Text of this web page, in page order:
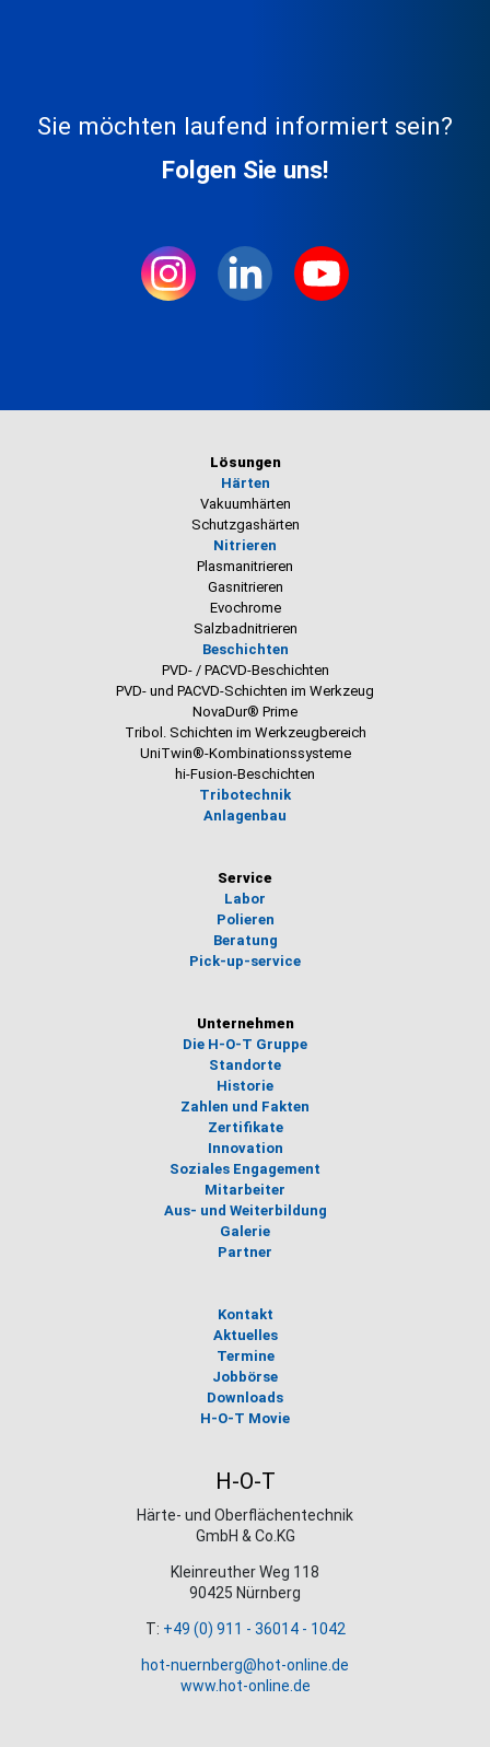
Sie möchten laufend informiert sein?
Folgen Sie uns!
Lösungen
Härten
Vakuumhärten
Schutzgashärten
Nitrieren
Plasmanitrieren
Gasnitrieren
Evochrome
Salzbadnitrieren
Beschichten
PVD- / PACVD-Beschichten
PVD- und PACVD-Schichten im Werkzeug
NovaDur® Prime
Tribol. Schichten im Werkzeugbereich
UniTwin®-Kombinationssysteme
hi-Fusion-Beschichten
Tribotechnik
Anlagenbau
Service
Labor
Polieren
Beratung
Pick-up-service
Unternehmen
Die H-O-T Gruppe
Standorte
Historie
Zahlen und Fakten
Zertifikate
Innovation
Soziales Engagement
Mitarbeiter
Aus- und Weiterbildung
Galerie
Partner
Kontakt
Aktuelles
Termine
Jobbörse
Downloads
H-O-T Movie
H-O-T
Härte- und Oberflächentechnik
GmbH & Co.KG
Kleinreuther Weg 118
90425 Nürnberg
T: +49 (0) 911 - 36014 - 1042
hot-nuernberg@hot-online.de
www.hot-online.de